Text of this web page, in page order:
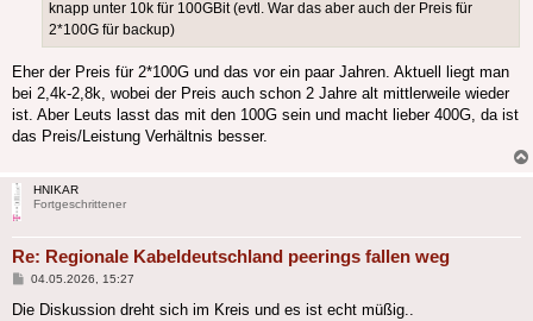
knapp unter 10k für 100GBit (evtl. War das aber auch der Preis für
2*100G für backup)
Eher der Preis für 2*100G und das vor ein paar Jahren. Aktuell liegt man
bei 2,4k-2,8k, wobei der Preis auch schon 2 Jahre alt mittlerweile wieder
ist. Aber Leuts lasst das mit den 100G sein und macht lieber 400G, da ist
das Preis/Leistung Verhältnis besser.
HNIKAR
Fortgeschrittener
Re: Regionale Kabeldeutschland peerings fallen weg
Beitrag
04.05.2026, 15:27
Die Diskussion dreht sich im Kreis und es ist echt müßig..